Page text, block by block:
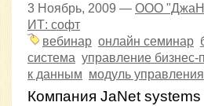
3 Ноябрь, 2009 — ООО
ИТ: софт
вебинар онлайн семинар
система управление бизнес-
к данным модуль управления
Компания JaNet